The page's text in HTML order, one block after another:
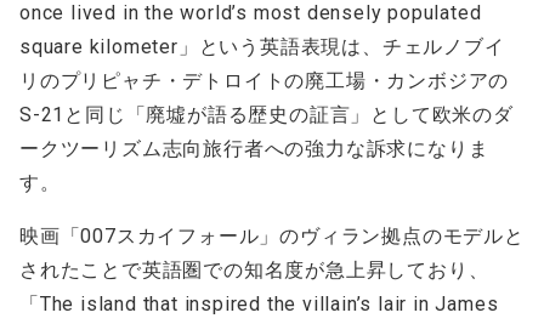
once lived in the world’s most densely populated
square kilometer」という英語表現は、チェルノブイ
リのプリピャチ・デトロイトの廃工場・カンボジアの
S-21と同じ「廃墟が語る歴史の証言」として欧米のダ
ークツーリズム志向旅行者への強力な訴求になりま
す。
映画「007スカイフォール」のヴィラン拠点のモデルと
されたことで英語圏での知名度が急上昇しており、
「The island that inspired the villain’s lair in James